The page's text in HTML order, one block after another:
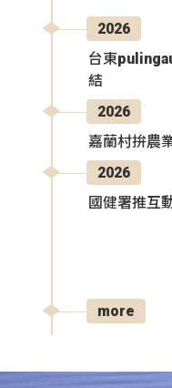
2026
台東
結
2026
嘉蘭村拚農
2026
國健署推互
more